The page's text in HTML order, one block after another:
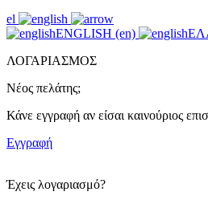
el
ENGLISH (en)
ΛΟΓΑΡΙΑΣΜΟΣ
Νέος πελάτης;
Κάνε εγγραφή αν είσαι καινούριος
Εγγραφή
Έχεις λογαριασμό?